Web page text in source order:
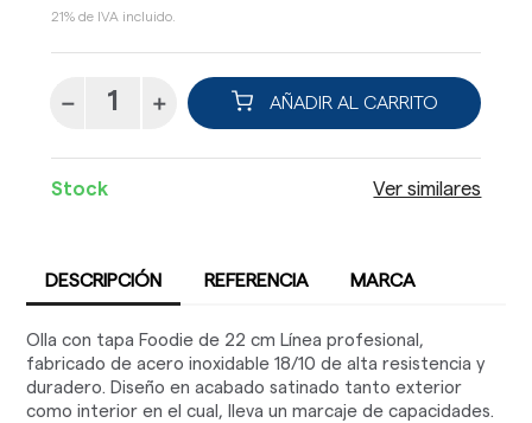
21% de IVA incluido.
AÑADIR AL CARRITO
Stock Ver similares
DESCRIPCIÓN REFERENCIA MARCA
Olla con tapa Foodie de 22 cm Línea profesional,
fabricado de acero inoxidable 18/10 de alta resistencia y
duradero. Diseño en acabado satinado tanto exterior
como interior en el cual, lleva un marcaje de capacidades.